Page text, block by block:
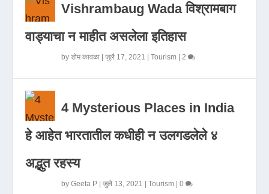
Vishrambaug Wada विश्रामबाग
वाड्याचा न माहीत असलेला इतिहास
byडोम कावळा |जुलै 17, 2021 |Tourism | 2
4 Mysterious Places in India
हे आहेत भारतातील कधीही न उलगडलेले ४
अद्भुत रहस्य
byGeeta P |जुलै 13, 2021 |Tourism |0